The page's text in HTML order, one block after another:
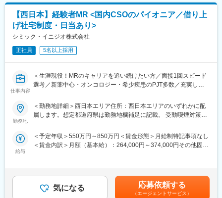
変更の範囲：会社の定める業務
る昇進の機会など、営業における白地・伸びしろが大きくキャリ
アアップのチャンスが多くあります。
★高い定着率と社風
異なるエリア同士でも連携するなどチームワークのある社風で、
退職者が少なく、若手だけでなく40代以上のベテラン社員も多い
のが特徴です。グローバル・日本法人ともにボトムアップの文化
があり、日本のマーケットやKOLの声に即した製品提供を行って
いるため、自信をもった営業活動が可能です。
▽業務内容
宅からの直行直帰でジョイント機器の営業活動を行って頂きま
す。営業のスタイルは深耕営業で、医師との関係構築によるアカ
（1）製品PR活動
（2）製品に関連する情報提供（手術手技、臨床データ、医学情報
など、顧客の要請に応じて同席するケースはありますが頻度は少
な目です。
【西日本】経験者MR <国内CSOのパイオニア／借り上
げ社宅制度・日当あり>
シミック・イニジオ株式会社
正社員 5名以上採用
仕事内容
＜生涯現役！MRのキャリアを追い続けたい方／面接1回スピード
選考／新薬中心・オンコロジー・希少疾患のPJT多数／充実した
■職務概要：
配属先メーカーにおいてMR活動に従事いただきます。
プロジェクトの数やバリエーションはキャリア形成に直結するた
め、CSOでの転職を考えるうえで重要なポイントです。
プロジェクト人数が100名を超える大規模なプロジェクトや、日
本市場への新規参入する企業のプロジェクトなど、規模やミッシ
勤務地
＜勤務地詳細＞西日本エリア住所：西日本エリアのいずれかに配
属します。想定都道府県は勤務地欄補足に記載。 受動喫煙対策：
給与
＜予定年収＞550万円～850万円＜賃金形態＞月給制特記事項なし
＜賃金内訳＞月額（基本給）：264,000円～374,000円その他固定
を全額支給 ■賞与年2回（昨年度実績4.2ヶ月）、報酬改定年1回■
全国勤務が可能な方は、初回給与時に30万円の一時金を支給賃金
気になる 応募依頼する
（エージェントサービス）